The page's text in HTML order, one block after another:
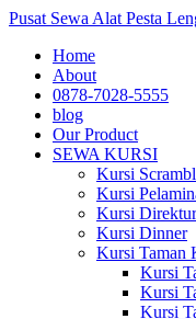
Pusat Sewa Alat Pesta
Home
About
0878-7028-5555
blog
Our Product
SEWA KURSI
Kursi
Kursi
Kursi Direktur
Kursi Dinner
Kursi Taman
Kursi
Kursi
Kursi